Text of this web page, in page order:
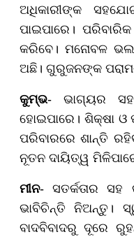
ଅଧିକାରୀଙ୍କ
ପାଇପାରେ।
କରିବେ। ମନୋବଳ ଭଲ
ଅଛି। ଗୁରୁଜନଙ୍କ
କୁମ୍ଭ- ଭାଗ୍ୟର
ହୋଇପାରେ। ଶିକ୍ଷା
ପରିବାରରେ ଶାନ୍ତି
ନୂତନ ଦାୟିତ୍ୱ
ମୀନ- ସତର୍କତାର
ଭାବିଚିନ୍ତି ନିଅନ୍ତୁ।
ବାଦବିବାଦରୁ ଦୂରେ